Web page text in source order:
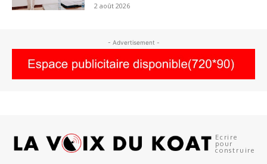
2 août 2026
- Advertisement -
Ecrire
pour
construire